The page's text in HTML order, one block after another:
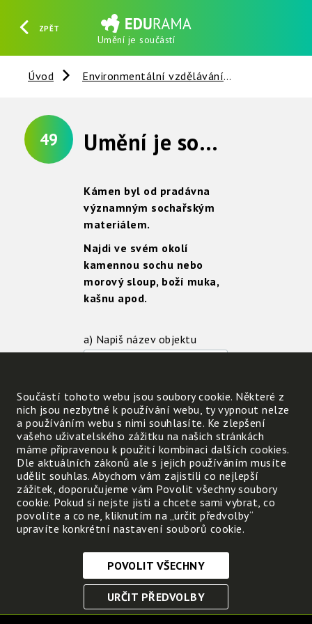
ZPĚT
Umění je součástí
HLEDAT REGISTROVAT PŘIHLÁSIT SE
Úvod Environmentální vzdělávání
49 Umění je součástí našeho prostředí
Kámen byl od pradávna
významným sochařským
materiálem.
Najdi ve svém okolí
kamennou sochu nebo
morový sloup, boží muka,
kašnu apod.
a) Napiš název objektu
c) Jak je starý a jakou má historii?
d) Kdo je autorem?
e) Pořiď a vlož fotografii
nebo nakresli obrázek.
Součástí tohoto webu jsou soubory cookie. Některé z
nich jsou nezbytné k používání webu, ty vypnout nelze
a používáním webu s nimi souhlasíte. Ke zlepšení
vašeho uživatelského zážitku na našich stránkách
máme připravenou k použití kombinaci dalších cookies.
Dle aktuálních zákonů ale s jejich používáním musíte
udělit souhlas. Abychom vám zajistili co nejlepší
zážitek, doporučujeme vám Povolit všechny soubory
cookie. Pokud si nejste jisti a chcete sami vybrat, co
povolíte a co ne, kliknutím na „určit předvolby“
upravíte konkrétní nastavení souborů cookie.
Nezbytně nutné cookies
Tyto soubory cookie jsou nezbytné, abyste se mohli
POVOLIT VŠECHNY
URČIT PŘEDVOLBY